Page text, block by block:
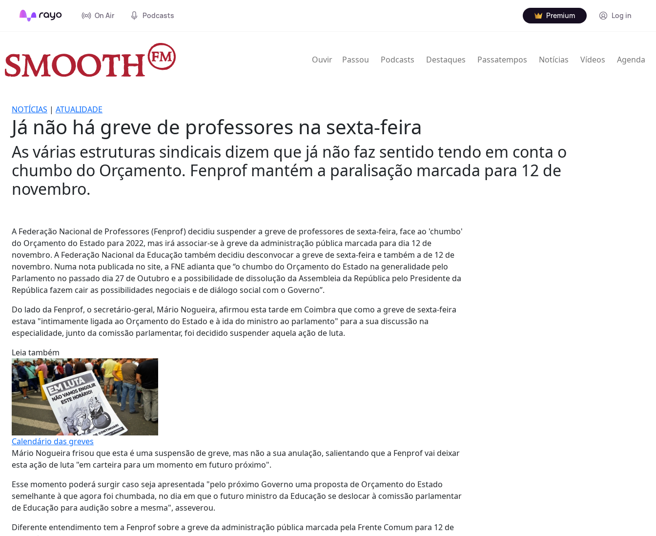
On Air Podcasts Premium Log in
Ouvir Passou Podcasts Destaques Passatempos Notícias Vídeos Agenda
NOTÍCIAS | ATUALIDADE
Já não há greve de professores na sexta-feira
As várias estruturas sindicais dizem que já não faz sentido tendo em conta o
chumbo do Orçamento. Fenprof mantém a paralisação marcada para 12 de
novembro.
A Federação Nacional de Professores (Fenprof) decidiu suspender a greve de professores de sexta-feira, face ao 'chumbo'
do Orçamento do Estado para 2022, mas irá associar-se à greve da administração pública marcada para dia 12 de
novembro. A Federação Nacional da Educação também decidiu desconvocar a greve de sexta-feira e também a de 12 de
novembro. Numa nota publicada no site, a FNE adianta que “o chumbo do Orçamento do Estado na generalidade pelo
Parlamento no passado dia 27 de Outubro e a possibilidade de dissolução da Assembleia da República pelo Presidente da
República fazem cair as possibilidades negociais e de diálogo social com o Governo”.
Do lado da Fenprof, o secretário-geral, Mário Nogueira, afirmou esta tarde em Coimbra que como a greve de sexta-feira
estava "intimamente ligada ao Orçamento do Estado e à ida do ministro ao parlamento" para a sua discussão na
especialidade, junto da comissão parlamentar, foi decidido suspender aquela ação de luta.
Leia também
Calendário das greves
Mário Nogueira frisou que esta é uma suspensão de greve, mas não a sua anulação, salientando que a Fenprof vai deixar
esta ação de luta "em carteira para um momento em futuro próximo".
Esse momento poderá surgir caso seja apresentada "pelo próximo Governo uma proposta de Orçamento do Estado
semelhante à que agora foi chumbada, no dia em que o futuro ministro da Educação se deslocar à comissão parlamentar
de Educação para audição sobre a mesma", asseverou.
Diferente entendimento tem a Fenprof sobre a greve da administração pública marcada pela Frente Comum para 12 de